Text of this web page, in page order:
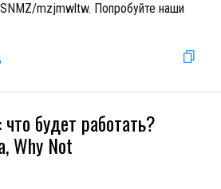
mzjmwltw. Попробуйте наши
будет работать?
Why Not